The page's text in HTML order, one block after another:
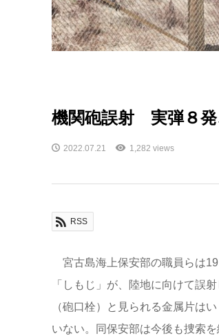
機関砲誤射 実弾８
2022.07.21 1,282 views
RSS
宮古島海上保安部の職員らは
「しもじ」が、陸地に向けて誤
（砲口栓）と見られる金属片は
いない。同保安部は今後も捜索を